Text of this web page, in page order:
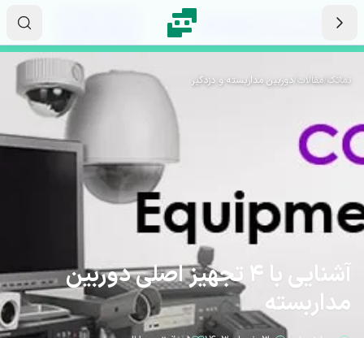
نماتک/مقالات/دوربین مداربسته و دزدگیر
آشنایی با 4 تجهیز اصلی دوربین
مداربسته